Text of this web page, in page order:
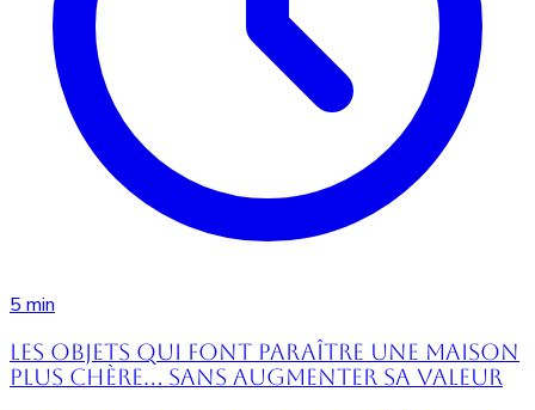
5 min
Les objets qui font paraître une maison
plus chère… sans augmenter sa valeur